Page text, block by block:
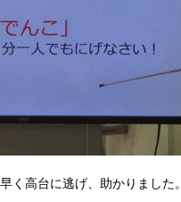
く高台に逃げ、助かりました。